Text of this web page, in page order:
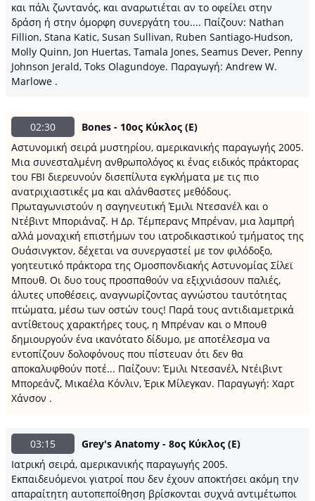
και πάλι ζωντανός, και αναρωτιέται αν το οφείλει στην
δράση ή στην όμορφη συνεργάτη του.... Παίζουν: Nathan
Fillion, Stana Katic, Susan Sullivan, Ruben Santiago-Hudson,
Molly Quinn, Jon Huertas, Tamala Jones, Seamus Dever, Penny
Johnson Jerald, Toks Olagundoye. Παραγωγή: Andrew W.
Marlowe .
02:30
Bones - 10ος Κύκλος (Ε)
Αστυνομική σειρά μυστηρίου, αμερικανικής παραγωγής 2005.
Μια συνεσταλμένη ανθρωπολόγος κι ένας ειδικός πράκτορας
του FBI διερευνούν δισεπίλυτα εγκλήματα με τις πιο
ανατριχιαστικές μα και αλάνθαστες μεθόδους.
Πρωταγωνιστούν η σαγηνευτική Έμιλι Ντεσανέλ και o
Ντέβιντ Μποριάναζ. Η Δρ. Τέμπερανς Μπρέναν, μια λαμπρή
αλλά μοναχική επιστήμων του ιατροδικαστικού τμήματος της
Ουάσινγκτον, δέχεται να συνεργαστεί με τον φιλόδοξο,
γοητευτικό πράκτορα της Ομοσπονδιακής Αστυνομίας Σίλεϊ
Μπουθ. Οι δυο τους προσπαθούν να εξιχνιάσουν παλιές,
άλυτες υποθέσεις, αναγνωρίζοντας αγνώστου ταυτότητας
πτώματα, μέσω των οστών τους! Παρά τους αντιδιαμετρικά
αντίθετους χαρακτήρες τους, η Μπρέναν και ο Μπουθ
δημιουργούν ένα ικανότατο δίδυμο, με αποτέλεσμα να
εντοπίζουν δολοφόνους που πίστευαν ότι δεν θα
αποκαλυφθούν ποτέ... Παίζουν: Έμιλι Ντεσανέλ, Ντέιβιντ
Μπορεάνζ, Μικαέλα Κόνλιν, Έρικ Μίλεγκαν. Παραγωγή: Χαρτ
Χάνσον .
03:15
Grey's Anatomy - 8ος Κύκλος (Ε)
Ιατρική σειρά, αμερικανικής παραγωγής 2005.
Εκπαιδευόμενοι γιατροί που δεν έχουν αποκτήσει ακόμη την
απαραίτητη αυτοπεποίθηση βρίσκονται συχνά αντιμέτωποι